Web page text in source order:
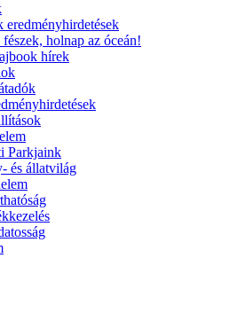
eredményhirdetések
holnap az óceán!
hírek
Parkjaink
és állatvilág